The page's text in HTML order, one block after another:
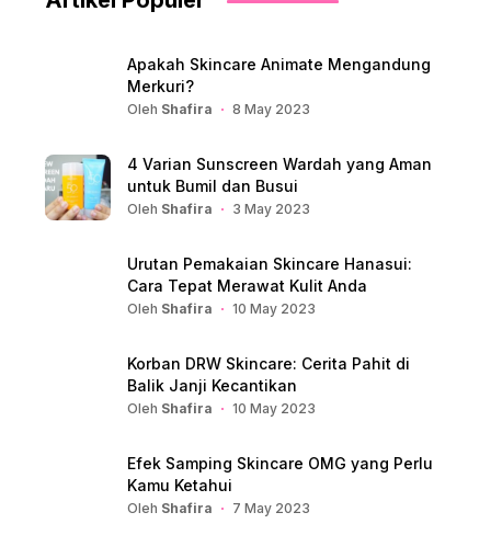
Apakah Skincare Animate Mengandung
Merkuri?
Oleh Shafira 8 May 2023
4 Varian Sunscreen Wardah yang Aman
untuk Bumil dan Busui
Oleh Shafira 3 May 2023
Urutan Pemakaian Skincare Hanasui:
Cara Tepat Merawat Kulit Anda
Oleh Shafira 10 May 2023
Korban DRW Skincare: Cerita Pahit di
Balik Janji Kecantikan
Oleh Shafira 10 May 2023
Efek Samping Skincare OMG yang Perlu
Kamu Ketahui
Oleh Shafira 7 May 2023